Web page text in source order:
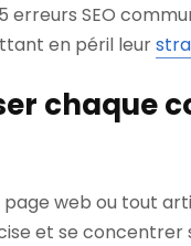
erreurs SEO
en péril leur
chaque
web ou tout
et se concentrer